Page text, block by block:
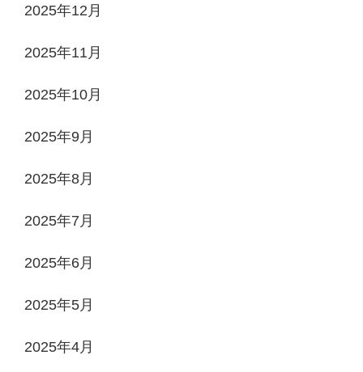
2025年12月
2025年11月
2025年10月
2025年9月
2025年8月
2025年7月
2025年6月
2025年5月
2025年4月